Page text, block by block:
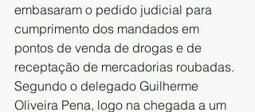
embasaram o pedido judicial para
cumprimento dos mandados em
pontos de venda de drogas e de
receptação de mercadorias roubadas.
Segundo o delegado Guilherme
Oliveira Pena, logo na chegada a um